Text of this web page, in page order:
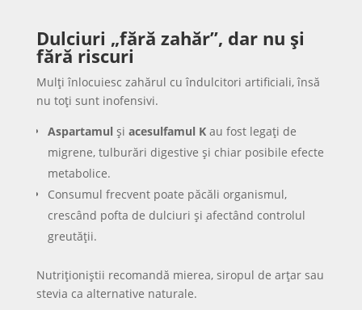
Dulciuri „fără zahăr”, dar nu și
fără riscuri
Mulți înlocuiesc zahărul cu îndulcitori artificiali, însă
nu toți sunt inofensivi.
Aspartamulși acesulfamul Kau fost legați de
migrene, tulburări digestive și chiar posibile efecte
metabolice.
Consumul frecvent poate păcăli organismul,
crescând pofta de dulciuri și afectând controlul
greutății.
Nutriționiștii recomandă mierea, siropul de arțar sau
stevia ca alternative naturale.